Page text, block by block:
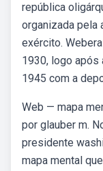
república
organizada pela
exército.
1930, logo após
1945 com a
Web — mapa
por glauber m.
presidente
mapa mental